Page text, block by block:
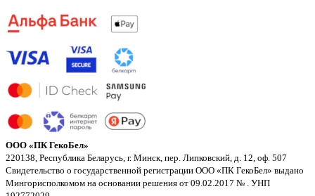
ООО «ПК ГекоБел»
220138, Республика Беларусь, г. Минск, пер. Липковский, д. 12, оф. 507
Свидетельство о государственной регистрации ООО «ПК ГекоБел» выдано
Мингорисполкомом на основании решения от 09.02.2017 № . УНП